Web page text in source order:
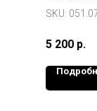
SPARK
SKU:
5 200 р.